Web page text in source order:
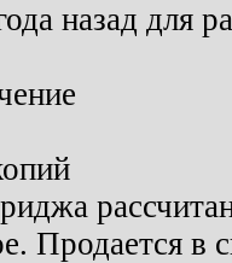
назад для
Продается в